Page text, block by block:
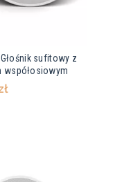
Głośnik sufitowy z
współosiowym